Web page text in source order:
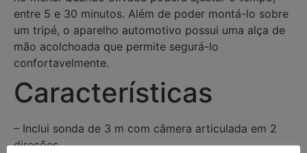
entre 5 e 30 minutos. Além de poder montá-lo sobre
um tripé, o aparelho automotivo possui uma alça de
mão acolchoada que permite segurá-lo
confortavelmente.
Características
– Inclui sonda de 3 m com câmera articulada em 2
direções